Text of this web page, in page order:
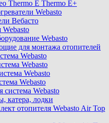
Thermo E Thermo E+
Webasto
Вебасто
Webasto
для монтажа отопителей
Webasto
Webasto
Webasto
Webasto
система Webasto
катера, лодки
отопителя Webasto Air Top